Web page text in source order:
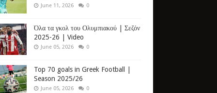
June 11, 2026 0
Όλα τα γκολ του Ολυμπιακού | Σεζόν
2025-26 | Video
June 05, 2026 0
Top 70 goals in Greek Football |
Season 2025/26
June 05, 2026 0